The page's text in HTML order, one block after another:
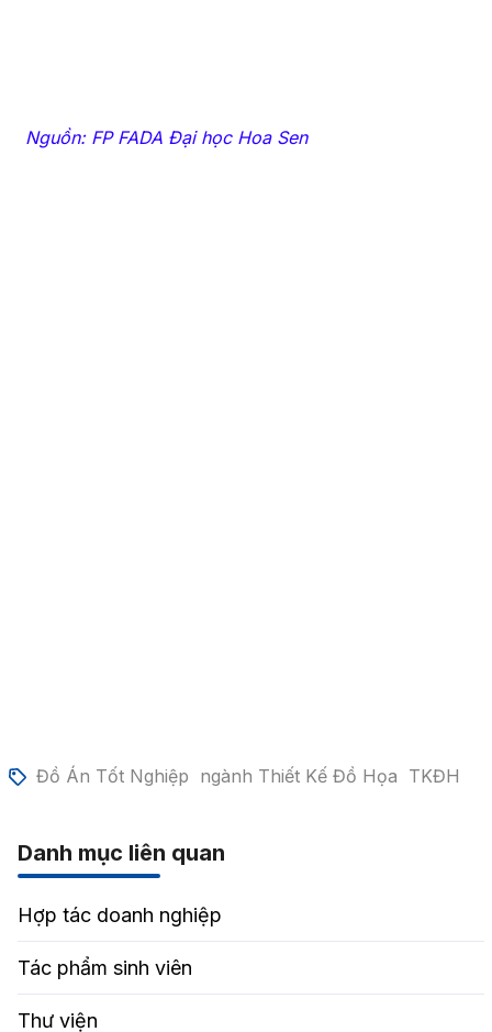
Nguồn: FP FADA Đại học Hoa Sen
Đồ Án Tốt Nghiệp ngành Thiết Kế Đồ Họa TKĐH
Danh mục liên quan
Hợp tác doanh nghiệp
Tác phẩm sinh viên
Thư viện